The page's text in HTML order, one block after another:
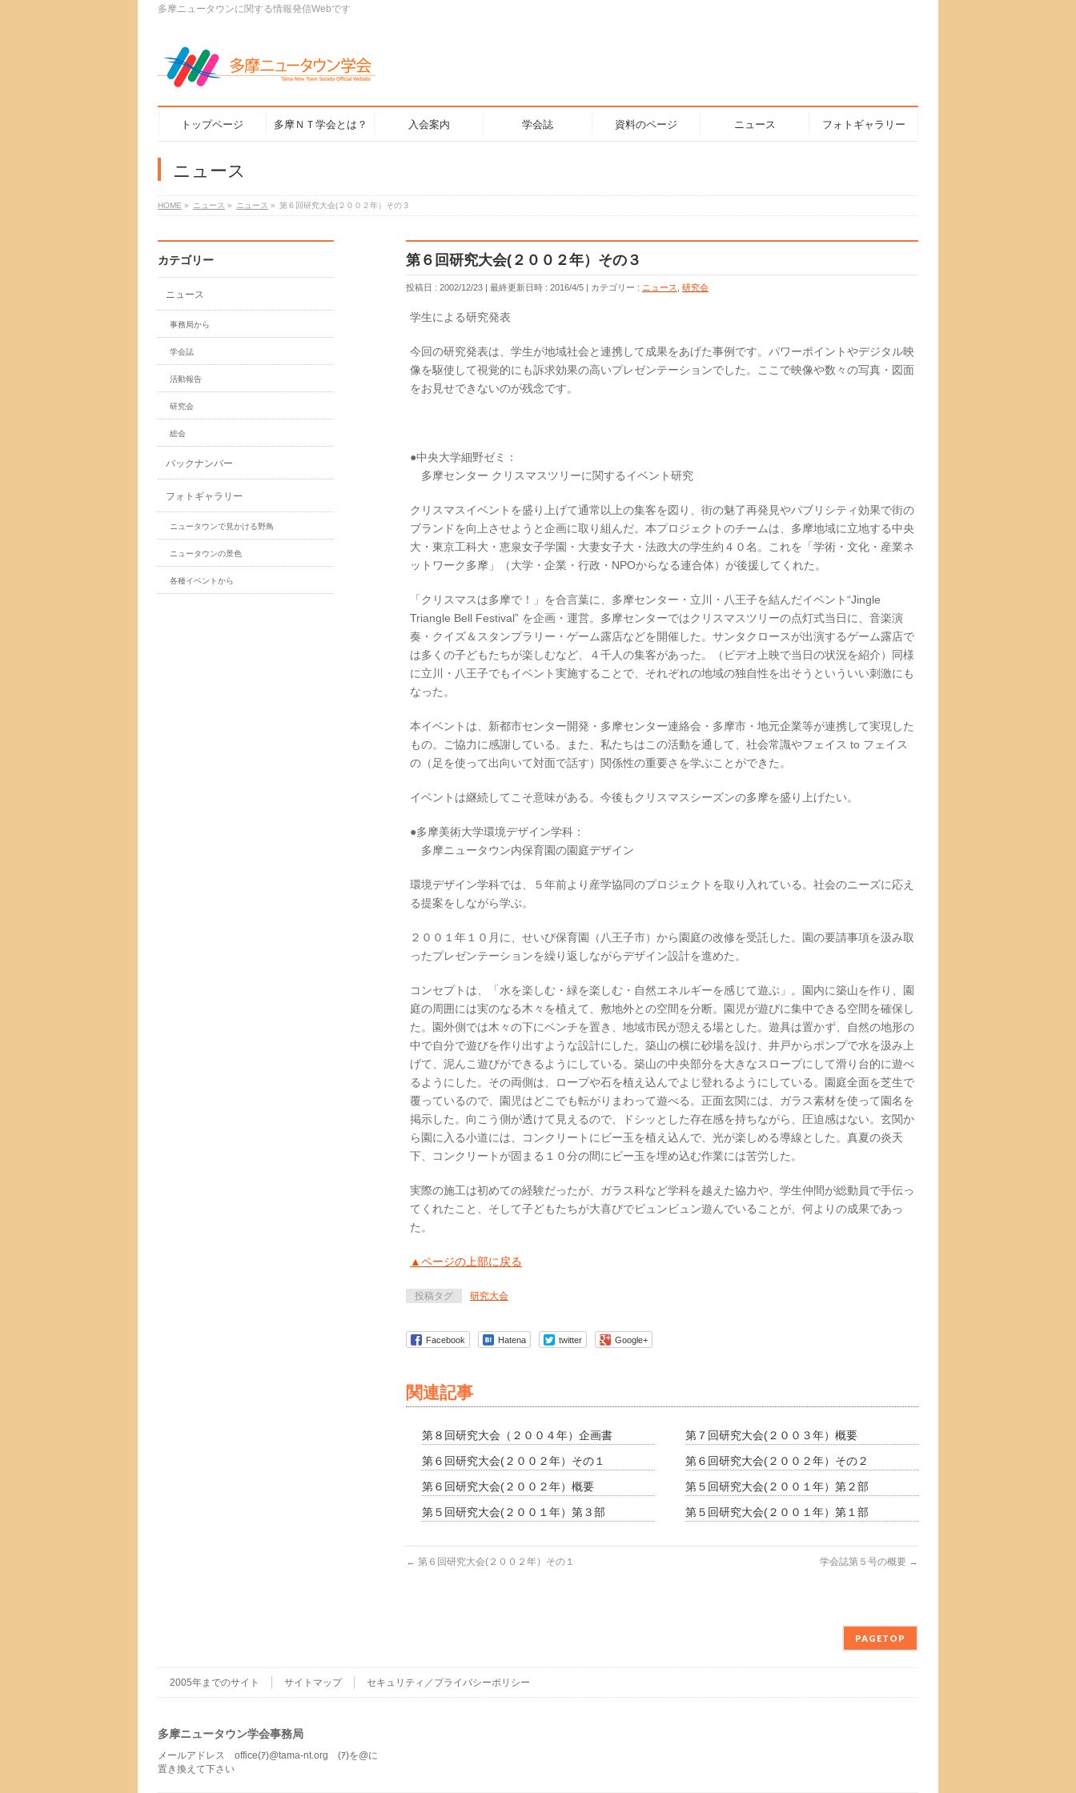
多摩ニュータウンに関する情報発信Webです
トップページ 多摩ＮＴ学会とは？ 入会案内 学会誌 資料のページ ニュース フォトギャラリー
ニュース
HOME » ニュース » ニュース » 第６回研究大会(２００２年）その３
第６回研究大会(２００２年）その３
投稿日 : 2002/12/23 最終更新日時 : 2016/4/5 カテゴリー : ニュース 研究会
学生による研究発表
今回の研究発表は、学生が地域社会と連携して成果をあげた事例です。パワーポイントやデジタル映
像を駆使して視覚的にも訴求効果の高いプレゼンテーションでした。ここで映像や数々の写真・図面
をお見せできないのが残念です。
●中央大学細野ゼミ：
多摩センター クリスマスツリーに関するイベント研究
クリスマスイベントを盛り上げて通常以上の集客を図り、街の魅了再発見やパブリシティ効果で街の
ブランドを向上させようと企画に取り組んだ。本プロジェクトのチームは、多摩地域に立地する中央
大・東京工科大・恵泉女子学園・大妻女子大・法政大の学生約４０名。これを「学術・文化・産業ネ
ットワーク多摩」（大学・企業・行政・NPOからなる連合体）が後援してくれた。
「クリスマスは多摩で！」を合言葉に、多摩センター・立川・八王子を結んだイベント“Jingle
Triangle Bell Festival” を企画・運営。多摩センターではクリスマスツリーの点灯式当日に、音楽演
奏・クイズ＆スタンプラリー・ゲーム露店などを開催した。サンタクロースが出演するゲーム露店で
は多くの子どもたちが楽しむなど、４千人の集客があった。（ビデオ上映で当日の状況を紹介）同様
に立川・八王子でもイベント実施することで、それぞれの地域の独自性を出そうといういい刺激にも
なった。
本イベントは、新都市センター開発・多摩センター連絡会・多摩市・地元企業等が連携して実現した
もの。ご協力に感謝している。また、私たちはこの活動を通して、社会常識やフェイス to フェイス
の（足を使って出向いて対面で話す）関係性の重要さを学ぶことができた。
イベントは継続してこそ意味がある。今後もクリスマスシーズンの多摩を盛り上げたい。
●多摩美術大学環境デザイン学科：
多摩ニュータウン内保育園の園庭デザイン
環境デザイン学科では、５年前より産学協同のプロジェクトを取り入れている。社会のニーズに応え
る提案をしながら学ぶ。
２００１年１０月に、せいび保育園（八王子市）から園庭の改修を受託した。園の要請事項を汲み取
ったプレゼンテーションを繰り返しながらデザイン設計を進めた。
コンセプトは、「水を楽しむ・緑を楽しむ・自然エネルギーを感じて遊ぶ」。園内に築山を作り、園
庭の周囲には実のなる木々を植えて、敷地外との空間を分断。園児が遊びに集中できる空間を確保し
た。園外側では木々の下にベンチを置き、地域市民が憩える場とした。遊具は置かず、自然の地形の
中で自分で遊びを作り出すような設計にした。築山の横に砂場を設け、井戸からポンプで水を汲み上
げて、泥んこ遊びができるようにしている。築山の中央部分を大きなスロープにして滑り台的に遊べ
るようにした。その両側は、ロープや石を植え込んでよじ登れるようにしている。園庭全面を芝生で
覆っているので、園児はどこでも転がりまわって遊べる。正面玄関には、ガラス素材を使って園名を
掲示した。向こう側が透けて見えるので、ドシッとした存在感を持ちながら、圧迫感はない。玄関か
ら園に入る小道には、コンクリートにビー玉を植え込んで、光が楽しめる導線とした。真夏の炎天
下、コンクリートが固まる１０分の間にビー玉を埋め込む作業には苦労した。
実際の施工は初めての経験だったが、ガラス科など学科を越えた協力や、学生仲間が総動員で手伝っ
てくれたこと、そして子どもたちが大喜びでビュンビュン遊んでいることが、何よりの成果であっ
た。
▲ページの上部に戻る
投稿タグ 研究大会
Facebook Hatena twitter Google+
関連記事
第８回研究大会（２００４年）企画書
第７回研究大会(２００３年）概要
第６回研究大会(２００２年）その１
第６回研究大会(２００２年）その２
第６回研究大会(２００２年）概要
第５回研究大会(２００１年）第２部
第５回研究大会(２００１年）第３部
第５回研究大会(２００１年）第１部
← 第６回研究大会(２００２年）その１ 学会誌第５号の概要 →
カテゴリー
ニュース
事務局から
学会誌
活動報告
研究会
総会
バックナンバー
フォトギャラリー
ニュータウンで見かける野鳥
ニュータウンの景色
各種イベントから
PAGETOP
2005年までのサイト サイトマップ セキュリティ／プライバシーポリシー
多摩ニュータウン学会事務局
メールアドレス office(ｱ)@tama-nt.org (ｱ)を@に
置き換えて下さい